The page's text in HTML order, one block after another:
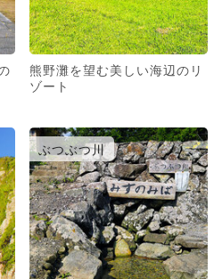
熊野灘を望む美しい海辺のリ
ゾート
ぶつぶつ川